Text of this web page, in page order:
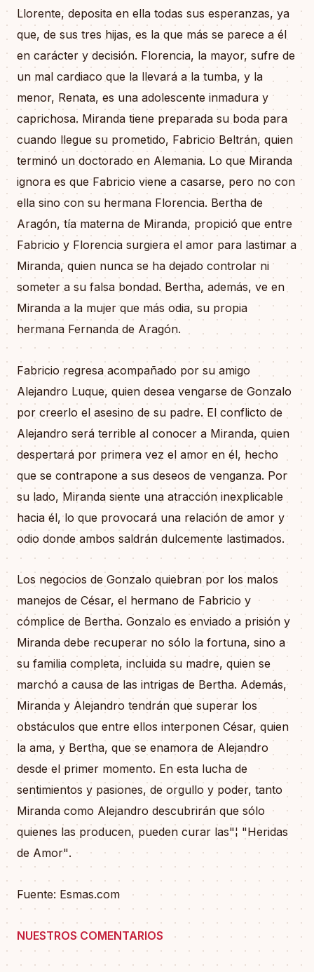
Llorente, deposita en ella todas sus esperanzas, ya
que, de sus tres hijas, es la que más se parece a él
en carácter y decisión. Florencia, la mayor, sufre de
un mal cardiaco que la llevará a la tumba, y la
menor, Renata, es una adolescente inmadura y
caprichosa. Miranda tiene preparada su boda para
cuando llegue su prometido, Fabricio Beltrán, quien
terminó un doctorado en Alemania. Lo que Miranda
ignora es que Fabricio viene a casarse, pero no con
ella sino con su hermana Florencia. Bertha de
Aragón, tía materna de Miranda, propició que entre
Fabricio y Florencia surgiera el amor para lastimar a
Miranda, quien nunca se ha dejado controlar ni
someter a su falsa bondad. Bertha, además, ve en
Miranda a la mujer que más odia, su propia
hermana Fernanda de Aragón.
Fabricio regresa acompañado por su amigo
Alejandro Luque, quien desea vengarse de Gonzalo
por creerlo el asesino de su padre. El conflicto de
Alejandro será terrible al conocer a Miranda, quien
despertará por primera vez el amor en él, hecho
que se contrapone a sus deseos de venganza. Por
su lado, Miranda siente una atracción inexplicable
hacia él, lo que provocará una relación de amor y
odio donde ambos saldrán dulcemente lastimados.
Los negocios de Gonzalo quiebran por los malos
manejos de César, el hermano de Fabricio y
cómplice de Bertha. Gonzalo es enviado a prisión y
Miranda debe recuperar no sólo la fortuna, sino a
su familia completa, incluida su madre, quien se
marchó a causa de las intrigas de Bertha. Además,
Miranda y Alejandro tendrán que superar los
obstáculos que entre ellos interponen César, quien
la ama, y Bertha, que se enamora de Alejandro
desde el primer momento. En esta lucha de
sentimientos y pasiones, de orgullo y poder, tanto
Miranda como Alejandro descubrirán que sólo
quienes las producen, pueden curar las"¦ "Heridas
de Amor".
Fuente: Esmas.com
NUESTROS COMENTARIOS